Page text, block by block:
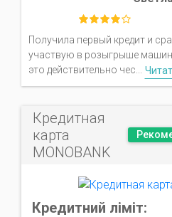
Получила первый кредит и
участвую в розыгрыше
это действительно чес...
Кредитная
карта
MONOBANK
Кредитний ліміт: